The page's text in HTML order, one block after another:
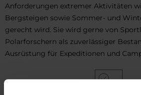
Anforderungen extremer Aktivitäten
Bergsteigen sowie Sommer- und
gerecht wird. Sie wird gerne von
Polarforschern als zuverlässiger
Ausrüstung für Expeditionen und